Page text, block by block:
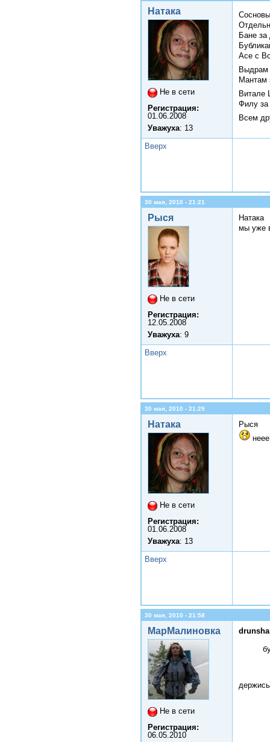
Натака
Не в сети
Регистрация:
01.06.2008
Уважуха: 13
Бане за
Асе с
Выдрам
Мантам
Витале
Филу за
Всем
Вверх
30 мая, 2010 - 21:21
Рыся
Не в сети
Регистрация:
12.05.2008
Уважуха: 9
Натака
мы уже
Вверх
30 мая, 2010 - 21:29
Натака
Не в сети
Регистрация:
01.06.2008
Уважуха: 13
Рыся
Вверх
30 мая, 2010 - 21:58
МарМалиновка
Не в сети
Регистрация:
06.05.2010